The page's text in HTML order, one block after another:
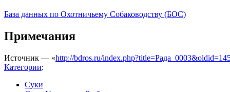
База данных по Охотничьему Собаководству (БОС)
Примечания
Источник — «http://bdros.ru/
Категории:
Суки